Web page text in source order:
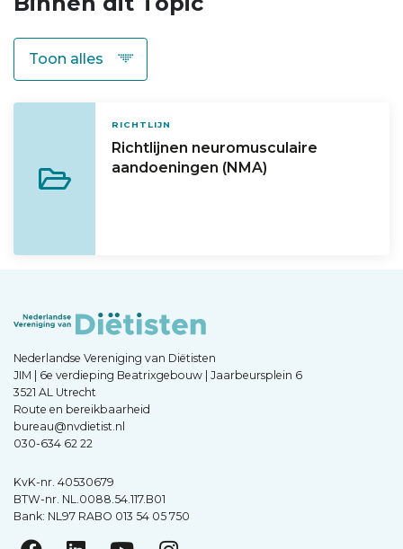
RICHTLIJN
Richtlijnen neuromusculaire
aandoeningen (NMA)
Nederlandse Vereniging van Diëtisten
JIM | 6e verdieping Beatrixgebouw | Jaarbeursplein 6
3521 AL Utrecht
Route en bereikbaarheid
bureau@nvdietist.nl
030-634 62 22
KvK-nr. 40530679
BTW-nr. NL.0088.54.117.B01
Bank: NL97 RABO 013 54 05 750